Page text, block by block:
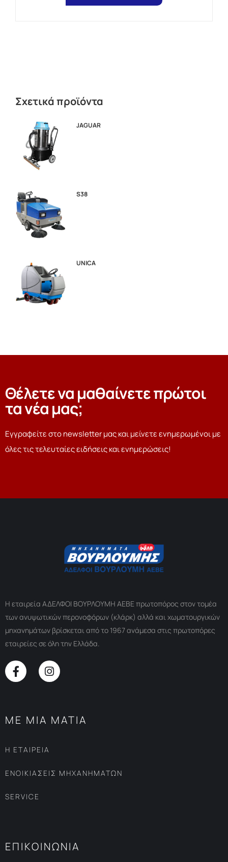
Σχετικά προϊόντα
JAGUAR
S38
UNICA
Θέλετε να μαθαίνετε πρώτοι
τα νέα μας;
Εγγραφείτε στο newsletter μας και μείνετε ενημερωμένοι με
όλες τις τελευταίες ειδήσεις και ενημερώσεις!
Η εταιρεία ΑΔΕΛΦΟΙ ΒΟΥΡΛΟΥΜΗ ΑΕΒΕ πρωτοπόρος στον τομέα
των ανυψωτικών περονοφόρων (κλάρκ) αλλά και χωματουργικών
μηχανημάτων βρίσκεται από το 1967 ανάμεσα στις πρωτοπόρες
εταιρείες σε όλη την Ελλάδα.
ΜΕ ΜΙΑ ΜΑΤΙΑ
Η ΕΤΑΙΡΕΙΑ
ΕΝΟΙΚΙΑΣΕΙΣ ΜΗΧΑΝΗΜΑΤΩΝ
SERVICE
ΕΠΙΚΟΙΝΩΝΙΑ